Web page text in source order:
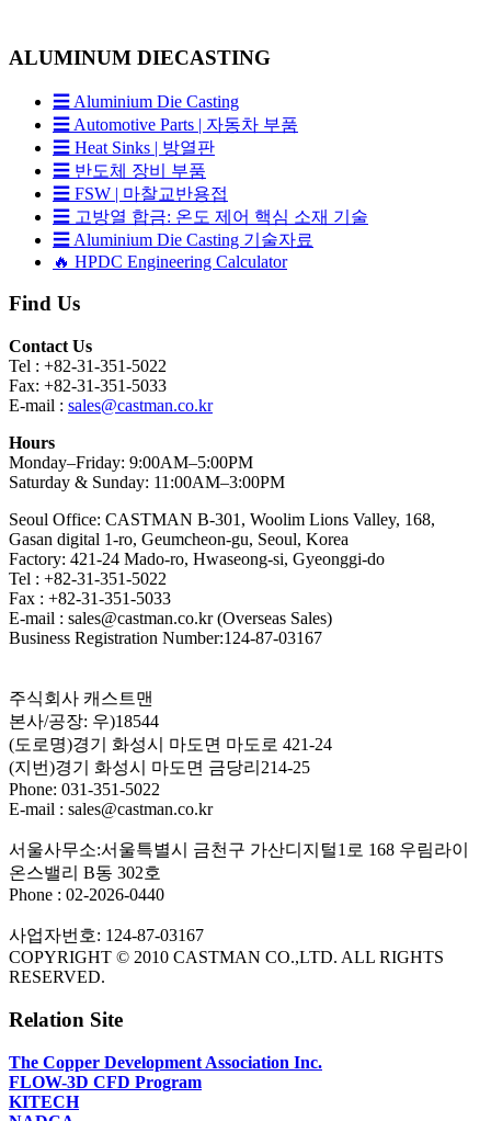
ALUMINUM DIECASTING
☰ Aluminium Die Casting
☰ Automotive Parts | 자동차 부품
☰ Heat Sinks | 방열판
☰ 반도체 장비 부품
☰ FSW | 마찰교반용접
☰ 고방열 합금: 온도 제어 핵심 소재 기술
☰ Aluminium Die Casting 기술자료
🔥 HPDC Engineering Calculator
Find Us
Contact Us
Tel : +82-31-351-5022
Fax: +82-31-351-5033
E-mail : sales@castman.co.kr
Hours
Monday–Friday: 9:00AM–5:00PM
Saturday & Sunday: 11:00AM–3:00PM
Seoul Office: CASTMAN B-301, Woolim Lions Valley, 168,
Gasan digital 1-ro, Geumcheon-gu, Seoul, Korea
Factory: 421-24 Mado-ro, Hwaseong-si, Gyeonggi-do
Tel : +82-31-351-5022
Fax : +82-31-351-5033
E-mail : sales@castman.co.kr (Overseas Sales)
Business Registration Number:124-87-03167
주식회사 캐스트맨
본사/공장: 우)18544
(도로명)경기 화성시 마도면 마도로 421-24
(지번)경기 화성시 마도면 금당리214-25
Phone: 031-351-5022
E-mail : sales@castman.co.kr
서울사무소:서울특별시 금천구 가산디지털1로 168 우림라이
온스밸리 B동 302호
Phone : 02-2026-0440
사업자번호: 124-87-03167
COPYRIGHT © 2010 CASTMAN CO.,LTD. ALL RIGHTS
RESERVED.
Relation Site
The Copper Development Association Inc.
FLOW-3D CFD Program
KITECH